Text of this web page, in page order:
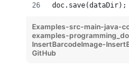
doc.save(dataDir);
Examples-src-main-java-
examples-
InsertBarcodeImage-
GitHub